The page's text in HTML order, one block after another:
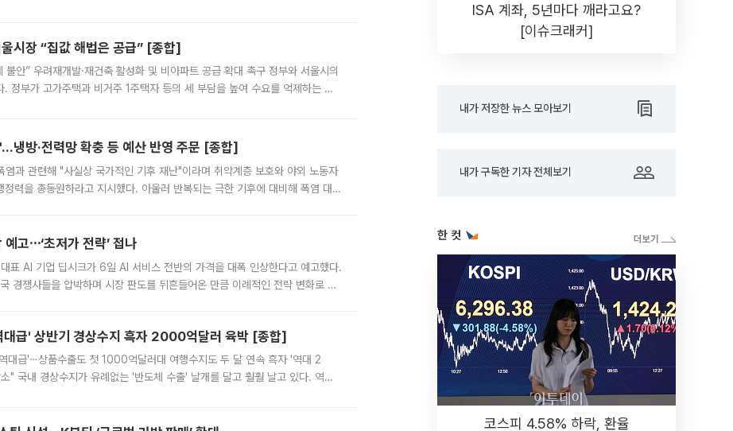
시장 “집값 해법은 공급” [종합]
불안” 우려재개발·재건축 활성화 및 비아파트 공급 확대 촉구 정부와 서울시의
정부가 고가주택과 비거주 1주택자 등의 세 부담을 높여 수요를 억제하는 카
냉방·전력망 확충 등 예산 반영 주문 [종합]
과 관련해 "사실상 국가적인 기후 재난"이라며 취약계층 보호와 야외 노동자
력을 총동원하라고 지시했다. 아울러 반복되는 극한 기후에 대비해 폭염 대응
고⋯‘초저가 전략’ 접나
표 AI 기업 딥시크가 6일 AI 서비스 전반의 가격을 대폭 인상한다고 예고했다.
경쟁사들을 압박하며 시장 판도를 뒤흔들어온 만큼 이례적인 전략 변화로 평
급' 상반기 경상수지 흑자 2000억달러 육박 [종합]
급'⋯상품수출도 첫 1000억달러대 여행수지도 두 달 연속 흑자 '역대 2
" 국내 경상수지가 유례없는 '반도체 수출' 날개를 달고 훨훨 날고 있다. 역대
ISA 계좌, 5년마다 깨라고요?
[이슈크래커]
내가 저장한 뉴스 모아보기
내가 구독한 기자 전체보기
한 컷
코스피 4.58% 하락, 환율